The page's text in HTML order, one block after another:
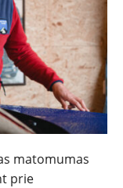
matomumas
prie